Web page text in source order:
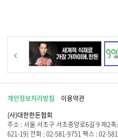
니
다
.
없
니
다
.
개인정보처리방침
이용약관
(사)대한한돈협회
주소 : 서울 서초구 서초중앙로6길 9 제2
621-19) 전화 : 02-581-9751 팩스 : 02-